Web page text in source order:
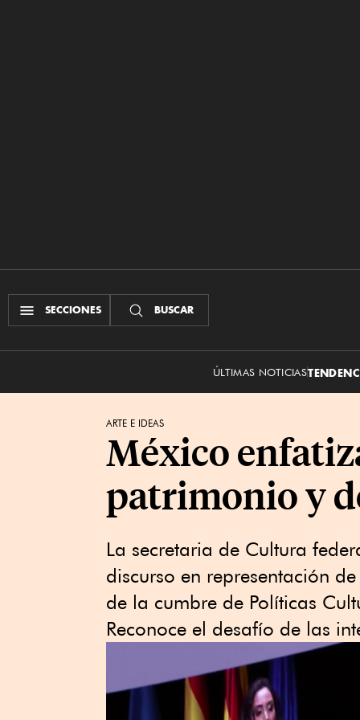
SECCIONES BUSCAR
ÚLTIMAS NOTICIAS
ARTE E IDEAS
México
patrimonio y
La secretaria de Cultura
discurso en representación
de la cumbre de Políticas
Reconoce el desafío de las